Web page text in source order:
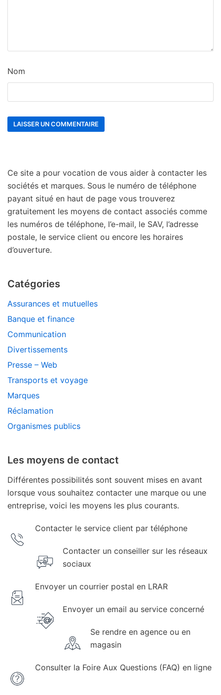
Nom
Ce site a pour vocation de vous aider à contacter les
sociétés et marques. Sous le numéro de téléphone
payant situé en haut de page vous trouverez
gratuitement les moyens de contact associés comme
les numéros de téléphone, l’e-mail, le SAV, l’adresse
postale, le service client ou encore les horaires
d’ouverture.
Catégories
Assurances et mutuelles
Banque et finance
Communication
Divertissements
Presse – Web
Transports et voyage
Marques
Réclamation
Organismes publics
Les moyens de contact
Différentes possibilités sont souvent mises en avant
lorsque vous souhaitez contacter une marque ou une
entreprise, voici les moyens les plus courants.
Contacter le service client par téléphone
Contacter un conseiller sur les réseaux
sociaux
Envoyer un courrier postal en LRAR
Envoyer un email au service concerné
Se rendre en agence ou en
magasin
Consulter la Foire Aux Questions (FAQ) en ligne